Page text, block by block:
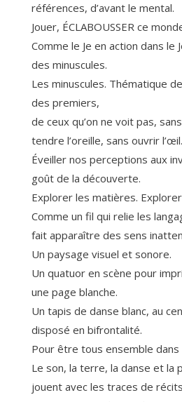
références, d’avant le mental.
Jouer, ÉCLABOUSSER ce
Comme le Je en action dans
des minuscules.
Les minuscules. Thématique
des premiers,
de ceux qu’on ne voit pas,
tendre l’oreille, sans ouvrir l’œil.
Éveiller nos perceptions aux
goût de la découverte.
Explorer les matières.
Comme un fil qui relie les
fait apparaître des sens
Un paysage visuel et sonore.
Un quatuor en scène pour
une page blanche.
Un tapis de danse blanc, au
disposé en bifrontalité.
Pour être tous ensemble
Le son, la terre, la danse et la
jouent avec les traces de